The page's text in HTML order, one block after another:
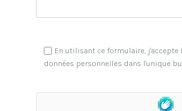
En utilisant ce formulaire,
données personnelles dans l'unique